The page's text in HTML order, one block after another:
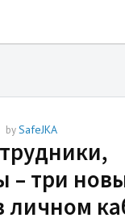
bySafeJKA
– три
личном